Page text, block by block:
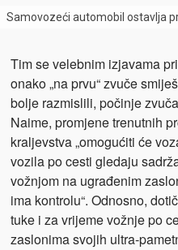
Samovozeći automobil ostavlja
Tim se velebnim izjavama
onako „na prvu“ zvuče
bolje razmislili, počinje
Naime, promjene trenutnih
kraljevstva „omogućiti će
vozila po cesti gledaju
vožnjom na ugrađenim
ima kontrolu“. Odnosno,
tuke i za vrijeme vožnje po
zaslonima svojih ultra-